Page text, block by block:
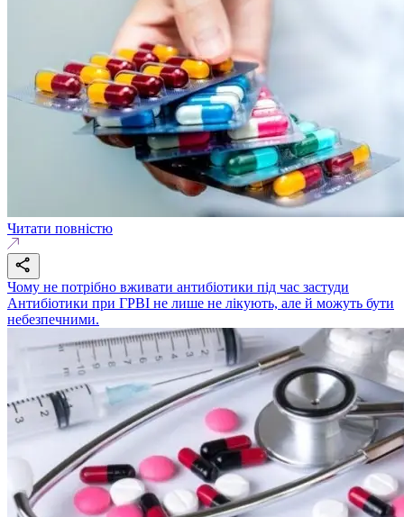
Читати повністю
Чому не потрібно вживати антибіотики під час застуди
Антибіотики при ГРВІ не лише не лікують, але й можуть бути
небезпечними.